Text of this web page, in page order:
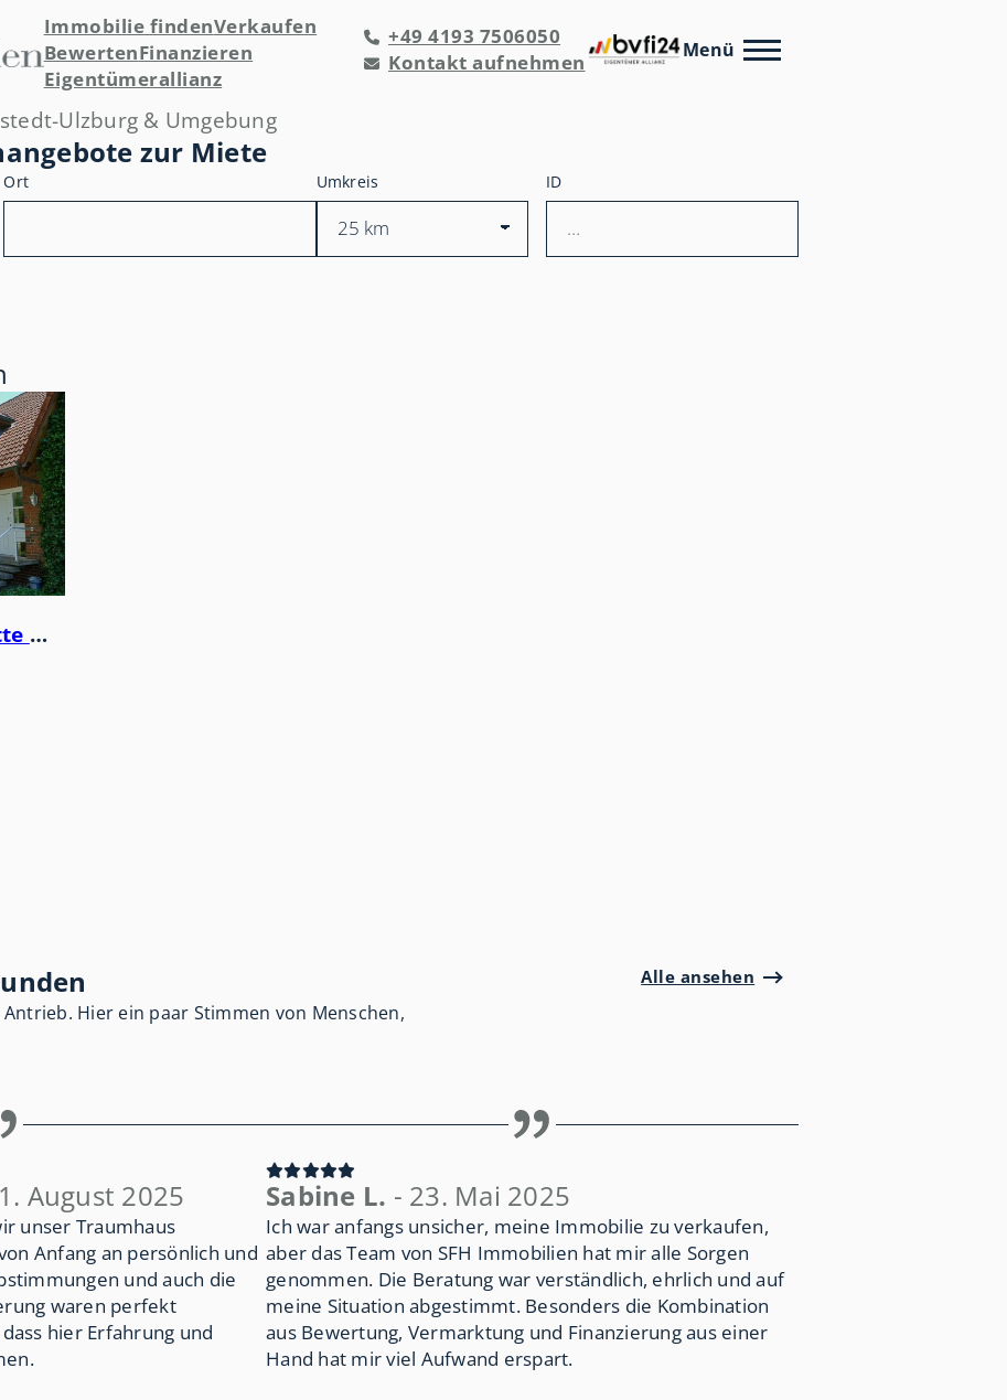
Immobilie findenVerkaufen
BewertenFinanzieren
Eigentümerallianz
+49 4193 7506050
Kontakt aufnehmen
Menü
Ulzburg & Umgebung
zur Miete
Ort Umkreis ID
Helle, großzügig geschnitte Wohnung im Doppelhaus mit Gartennutzung in naturnaher ruhiger Lage
Hier ein paar Stimmen von Menschen,
Alle ansehen
August 2025
unser Traumhaus
Anfang an persönlich und
und auch die
waren perfekt
hier Erfahrung und
Sabine L. - 23. Mai 2025
Ich war anfangs unsicher, meine Immobilie zu verkaufen,
aber das Team von SFH Immobilien hat mir alle Sorgen
genommen. Die Beratung war verständlich, ehrlich und auf
meine Situation abgestimmt. Besonders die Kombination
aus Bewertung, Vermarktung und Finanzierung aus einer
Hand hat mir viel Aufwand erspart.